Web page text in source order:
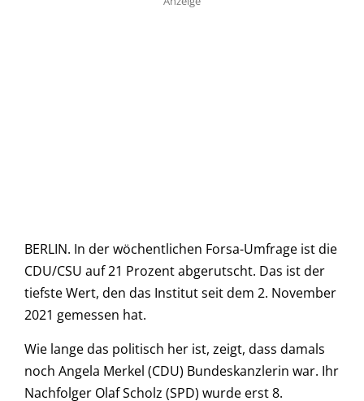
BERLIN. In der wöchentlichen Forsa-Umfrage ist die
CDU/CSU auf 21 Prozent abgerutscht. Das ist der
tiefste Wert, den das Institut seit dem 2. November
2021 gemessen hat.
Wie lange das politisch her ist, zeigt, dass damals
noch Angela Merkel (CDU) Bundeskanzlerin war. Ihr
Nachfolger Olaf Scholz (SPD) wurde erst 8.